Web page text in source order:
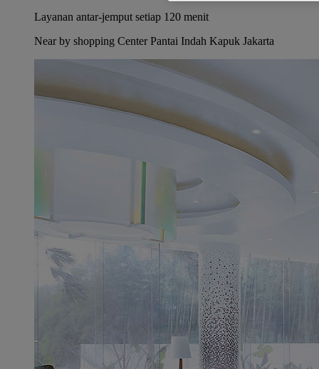
Layanan antar-jemput setiap 120 menit
Near by shopping Center Pantai Indah Kapuk Jakarta